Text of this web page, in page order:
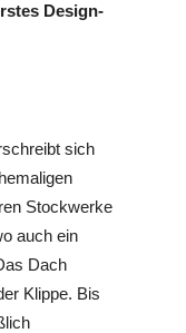
Design-
sich
Stockwerke
auch ein
Dach
Klippe. Bis